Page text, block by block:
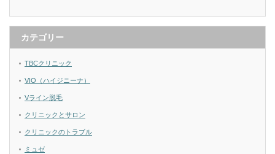
カテゴリー
TBCクリニック
VIO（ハイジニーナ）
Vライン脱毛
クリニックとサロン
クリニックのトラブル
ミュゼ